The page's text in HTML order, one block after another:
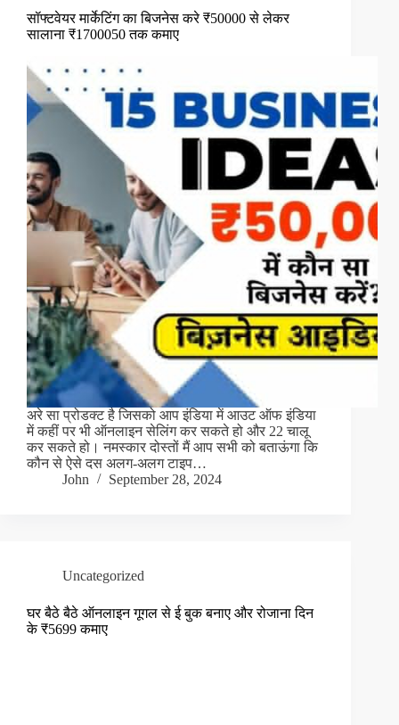
सॉफ्टवेयर मार्केटिंग का बिजनेस करे ₹50000 से लेकर
सालाना ₹1700050 तक कमाए
अरे सा प्रोडक्ट है जिसको आप इंडिया में आउट ऑफ इंडिया
में कहीं पर भी ऑनलाइन सेलिंग कर सकते हो और 22 चालू
कर सकते हो। नमस्कार दोस्तों मैं आप सभी को बताऊंगा कि
कौन से ऐसे दस अलग-अलग टाइप…
John
September 28, 2024
Uncategorized
घर बैठे बैठे ऑनलाइन गूगल से ई बुक बनाए और रोजाना दिन
के ₹5699 कमाए